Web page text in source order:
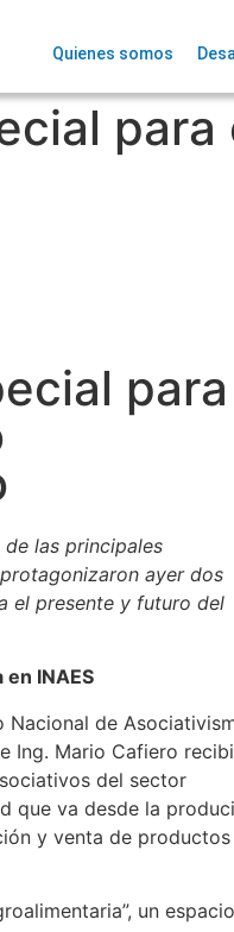
Quienes somos
de las principales
ayer dos
el presente y futuro del
INAES
Nacional de
Ing. Mario Cafiero
del sector
que va desde la
y venta de
un espacio